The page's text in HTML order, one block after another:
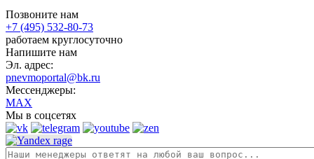
Позвоните нам
+7 (495) 532-80-73
работаем круглосуточно
Напишите нам
Эл. адрес:
pnevmoportal@bk.ru
Мессенджеры:
MAX
Мы в соцсетях